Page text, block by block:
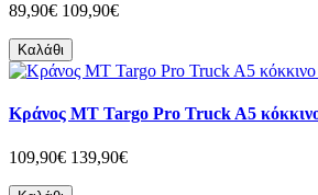
89,90€ 109,90€
Καλάθι
Κράνος MT Targo Pro Truck A5
109,90€ 139,90€